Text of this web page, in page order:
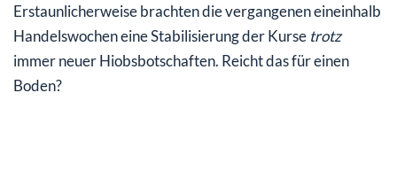
Erstaunlicherweise brachten die vergangenen eineinhalb
Handelswochen eine Stabilisierung der Kurse trotz
immer neuer Hiobsbotschaften. Reicht das für einen
Boden?